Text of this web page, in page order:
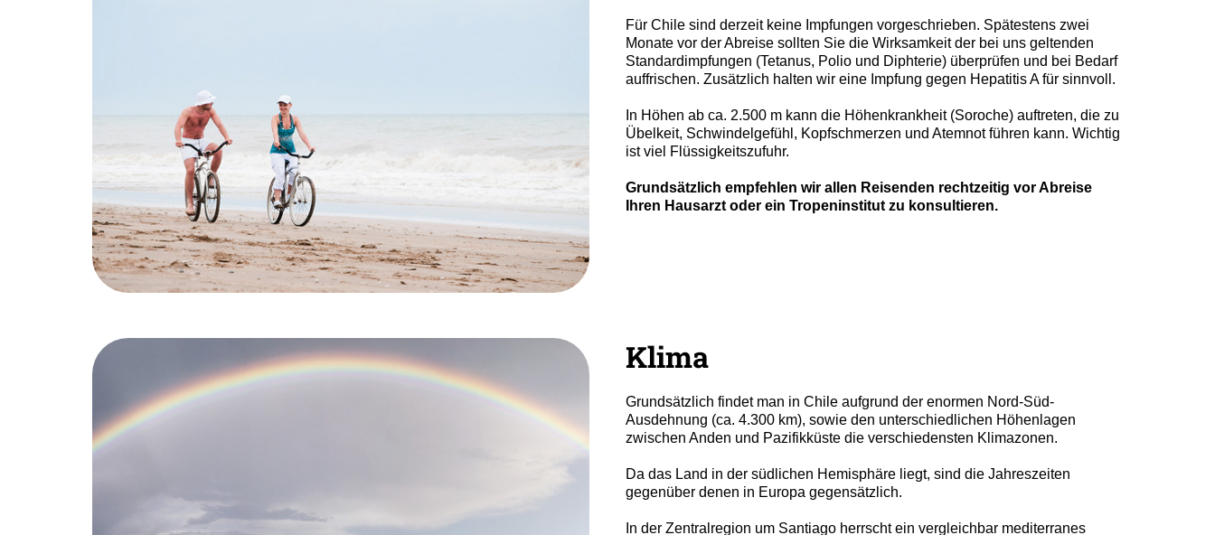
Für Chile sind derzeit keine Impfungen vorgeschrieben. Spätestens zwei
Monate vor der Abreise sollten Sie die Wirksamkeit der bei uns geltenden
Standardimpfungen (Tetanus, Polio und Diphterie) überprüfen und bei Bedarf
auffrischen. Zusätzlich halten wir eine Impfung gegen Hepatitis A für sinnvoll.
In Höhen ab ca. 2.500 m kann die Höhenkrankheit (Soroche) auftreten, die zu
Übelkeit, Schwindelgefühl, Kopfschmerzen und Atemnot führen kann. Wichtig
ist viel Flüssigkeitszufuhr.
Grundsätzlich empfehlen wir allen Reisenden rechtzeitig vor Abreise
Ihren Hausarzt oder ein Tropeninstitut zu konsultieren.
Klima
Grundsätzlich findet man in Chile aufgrund der enormen Nord-Süd-
Ausdehnung (ca. 4.300 km), sowie den unterschiedlichen Höhenlagen
zwischen Anden und Pazifikküste die verschiedensten Klimazonen.
Da das Land in der südlichen Hemisphäre liegt, sind die Jahreszeiten
gegenüber denen in Europa gegensätzlich.
In der Zentralregion um Santiago herrscht ein vergleichbar mediterranes